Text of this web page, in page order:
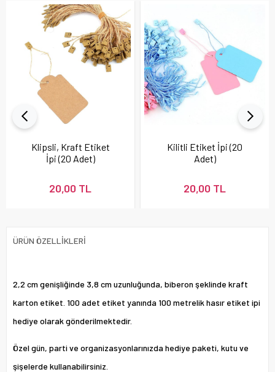
Klipsli, Kraft Etiket
İpi (20 Adet)
20,00 TL
Kilitli Etiket İpi (20
Adet)
20,00 TL
ÜRÜN ÖZELLIKLERI
2,2 cm genişliğinde 3,8 cm uzunluğunda, biberon şeklinde kraft
karton etiket. 100 adet etiket yanında 100 metrelik hasır etiket ipi
hediye olarak gönderilmektedir.
Özel gün, parti ve organizasyonlarınızda hediye paketi, kutu ve
şişelerde kullanabilirsiniz.